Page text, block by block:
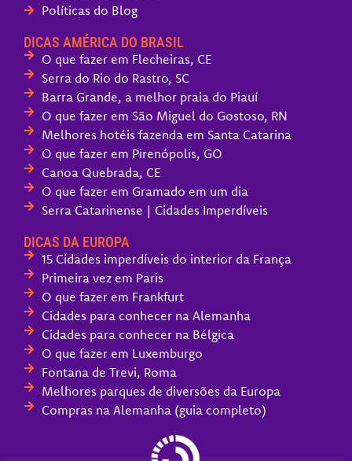
Políticas do Blog
DICAS AMÉRICA DO BRASIL
O que fazer em Flecheiras, CE
Serra do Rio do Rastro, SC
Barra Grande, a melhor praia do Piauí
O que fazer em São Miguel do Gostoso, RN
Melhores hotéis fazenda em Santa Catarina
O que fazer em Pirenópolis, GO
Canoa Quebrada, CE
O que fazer em Gramado em um dia
Serra Catarinense | Cidades Imperdíveis
DICAS DA EUROPA
15 Cidades imperdíveis do interior da França
Primeira vez em Paris
O que fazer em Frankfurt
Cidades para conhecer na Alemanha
Cidades para conhecer na Bélgica
O que fazer em Luxemburgo
Fontana de Trevi, Roma
Melhores parques de diversões da Europa
Compras na Alemanha (guia completo)